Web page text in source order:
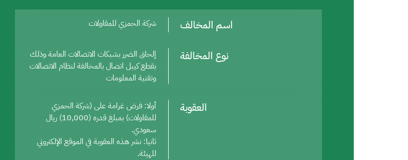
اسم المخالف شركة الحمزي للمقاولات
نوع المخالفة
إلحاق الضرر بشبكات الاتصالات العامة وذلك
بقطع كيبل اتصال بالمخالفة لنظام الاتصالات
وتقنية المعلومات
العقوبة
أولا: فرض غرامة على (شركة الحمزي
للمقاولات) بمبلغ قدره (10,000) ريال
سعودي.
ثانيا: نشر هذه العقوبة في الموقع الإلكتروني
للهيئة.